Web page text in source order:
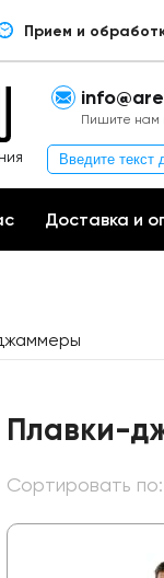
Прием и
Пишите нам
Доставка и
Плавки-
Сортировать по: